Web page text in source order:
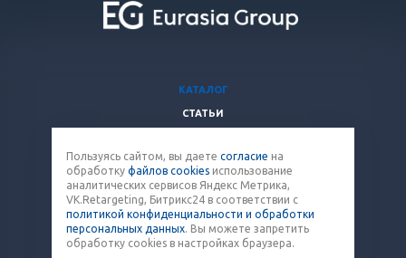
КАТАЛОГ
СТАТЬИ
КОМПАНИЯ
КОНТАКТЫ
8 (800) 707-12-53
paket@eq-mail.ru
Пользуясь сайтом, вы даете согласие на
обработку файлов cookies использование
аналитических сервисов Яндекс Метрика,
VK.Retargeting, Битрикс24 в соответствии с
политикой конфиденциальности и обработки
персональных данных. Вы можете запретить
обработку cookies в настройках браузера.